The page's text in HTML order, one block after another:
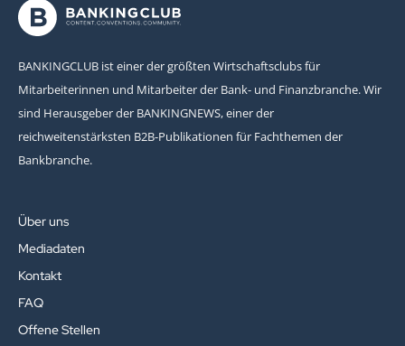
BANKINGCLUB ist einer der größten Wirtschaftsclubs für
Mitarbeiterinnen und Mitarbeiter der Bank- und Finanzbranche. Wir
sind Herausgeber der BANKINGNEWS, einer der
reichweitenstärksten B2B-Publikationen für Fachthemen der
Bankbranche.
Über uns
Mediadaten
Kontakt
FAQ
Offene Stellen